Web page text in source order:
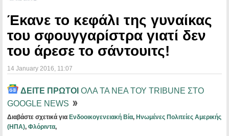
Έκανε το κεφάλι της γυναίκας
του σφουγγαρίστρα γιατί δεν
του άρεσε το σάντουιτς!
14 January 2016 , 11:07
ΔΕΙΤΕ ΠΡΩΤΟΙ ΟΛΑ ΤΑ ΝΕΑ ΤΟΥ TRIBUNE ΣΤΟ
GOOGLE NEWS
Διαβάστε σχετικά για Ενδοοικογενειακή Βία, Ηνωμένες Πολιτείες Αμερικής
(ΗΠΑ), Φλόριντα,